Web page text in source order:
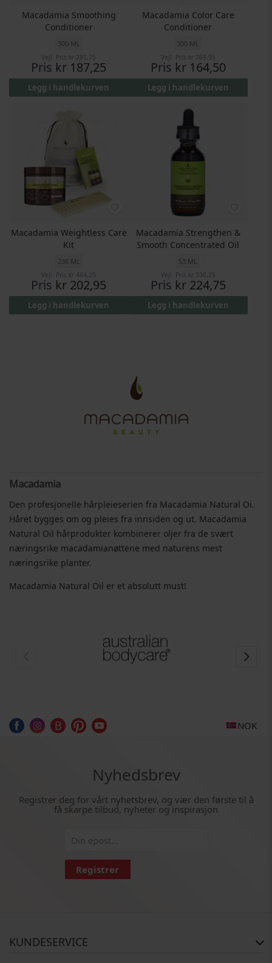
Macadamia Smoothing
Conditioner
300 ML
Vejl. Pris kr 281,75
Pris kr 187,25
Legg i handlekurven
Macadamia Color Care
Conditioner
300 ML
Vejl. Pris kr 269,95
Pris kr 164,50
Legg i handlekurven
Macadamia Weightless Care
Kit
236 ML
Vejl. Pris kr 464,25
Pris kr 202,95
Legg i handlekurven
Macadamia Strengthen &
Smooth Concentrated Oil
53 ML
Vejl. Pris kr 330,25
Pris kr 224,75
Legg i handlekurven
Macadamia
Den profesjonelle hårpleieserien fra Macadamia Natural Oi.
Håret bygges om og pleies fra innsiden og ut. Macadamia
Natural Oil hårprodukter kombinerer oljer fra de svært
næringsrike macadamianøttene med naturens mest
næringsrike planter.
Macadamia Natural Oil er et absolutt must!
NOK
Nyhedsbrev
Registrer deg for vårt nyhetsbrev, og vær den første til å
få skarpe tilbud, nyheter og inspirasjon
Registrer
KUNDESERVICE